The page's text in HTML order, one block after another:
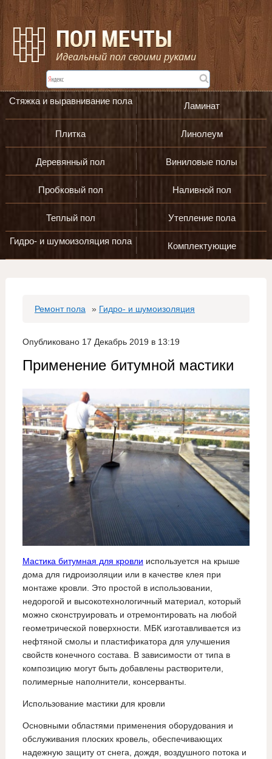
Стяжка и выравнивание пола Ламинат
Плитка Линолеум
Деревянный пол Виниловые полы
Пробковый пол Наливной пол
Теплый пол Утепление пола
Гидро- и шумоизоляция пола Комплектующие
Ремонт пола » Гидро- и шумоизоляция
Опубликовано 17 Декабрь 2019 в 13:19
Применение битумной мастики
Мастика битумная для кровли используется на крыше
дома для гидроизоляции или в качестве клея при
монтаже кровли. Это простой в использовании,
недорогой и высокотехнологичный материал, который
можно сконструировать и отремонтировать на любой
геометрической поверхности. МБК изготавливается из
нефтяной смолы и пластификатора для улучшения
свойств конечного состава. В зависимости от типа в
композицию могут быть добавлены растворители,
полимерные наполнители, консерванты.
Использование мастики для кровли
Основными областями применения оборудования и
обслуживания плоских кровель, обеспечивающих
надежную защиту от снега, дождя, воздушного потока и